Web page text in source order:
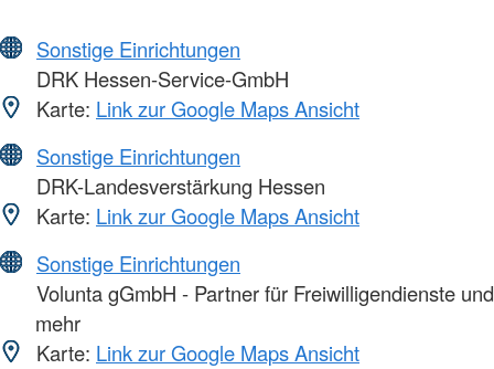
Sonstige Einrichtungen
DRK Hessen-Service-GmbH
Karte: Link zur Google Maps Ansicht
Sonstige Einrichtungen
DRK-Landesverstärkung Hessen
Karte: Link zur Google Maps Ansicht
Sonstige Einrichtungen
Volunta gGmbH - Partner für Freiwilligendienste und
mehr
Karte: Link zur Google Maps Ansicht